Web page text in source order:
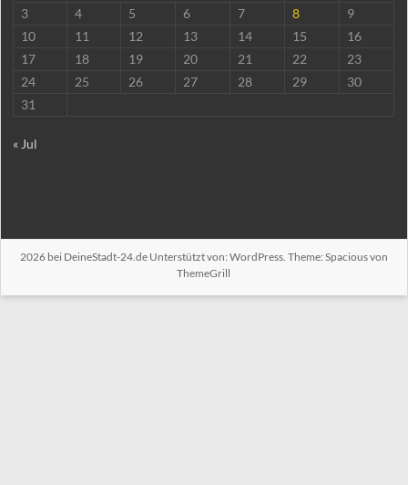
3
4 5 6 7 8
9
10
11 12 13 14 15
16
17
18 19 20 21 22
23
24
25 26 27 28 29
30
31
« Jul
2026 bei DeineStadt-24.deUnterstützt von: WordPress. Theme: Spacious von
ThemeGrill